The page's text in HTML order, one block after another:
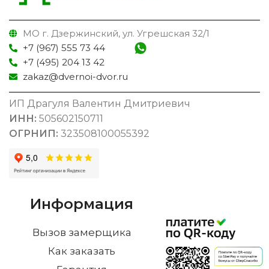
МО г. Дзержинский, ул. Угрешская 32/1
+7 (967) 555 73 44
+7 (495) 204 13 42
zakaz@dvernoi-dvor.ru
ИП Драгуля Валентин Дмитриевич
ИНН: 505602150711
ОГРНИП: 323508100055392
Информация
Вызов замерщика
Как заказать